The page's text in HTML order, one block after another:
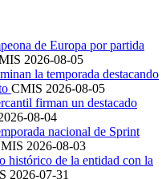
de Europa por partida
2026-08-05
la temporada destacando
CMIS 2026-08-05
firman un destacado
08-04
nacional de Sprint
2026-08-03
histórico de la entidad con la
2026-07-31